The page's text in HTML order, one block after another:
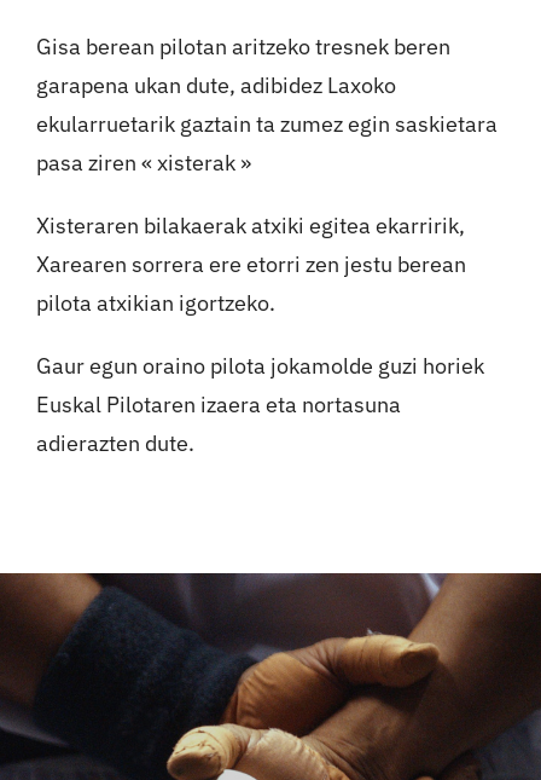
Gisa berean pilotan aritzeko tresnek beren
garapena ukan dute, adibidez Laxoko
ekularruetarik gaztain ta zumez egin saskietara
pasa ziren « xisterak »
Xisteraren bilakaerak atxiki egitea ekarririk,
Xarearen sorrera ere etorri zen jestu berean
pilota atxikian igortzeko.
Gaur egun oraino pilota jokamolde guzi horiek
Euskal Pilotaren izaera eta nortasuna
adierazten dute.